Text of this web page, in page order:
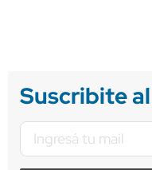
Suscribite